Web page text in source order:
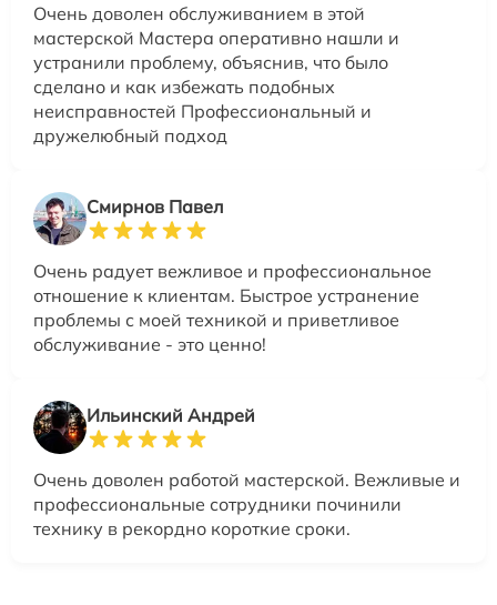
Очень доволен обслуживанием в этой
мастерской Мастера оперативно нашли и
устранили проблему, объяснив, что было
сделано и как избежать подобных
неисправностей Профессиональный и
дружелюбный подход
Смирнов Павел
Очень радует вежливое и профессиональное
отношение к клиентам. Быстрое устранение
проблемы с моей техникой и приветливое
обслуживание - это ценно!
Ильинский Андрей
Очень доволен работой мастерской. Вежливые и
профессиональные сотрудники починили
технику в рекордно короткие сроки.